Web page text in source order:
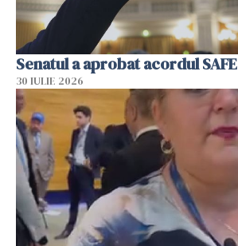
Senatul a aprobat acordul SAFE
30 IULIE 2026